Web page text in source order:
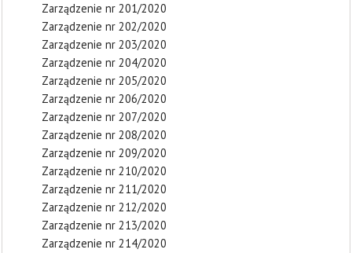
Zarządzenie nr 201/2020
Zarządzenie nr 202/2020
Zarządzenie nr 203/2020
Zarządzenie nr 204/2020
Zarządzenie nr 205/2020
Zarządzenie nr 206/2020
Zarządzenie nr 207/2020
Zarządzenie nr 208/2020
Zarządzenie nr 209/2020
Zarządzenie nr 210/2020
Zarządzenie nr 211/2020
Zarządzenie nr 212/2020
Zarządzenie nr 213/2020
Zarządzenie nr 214/2020